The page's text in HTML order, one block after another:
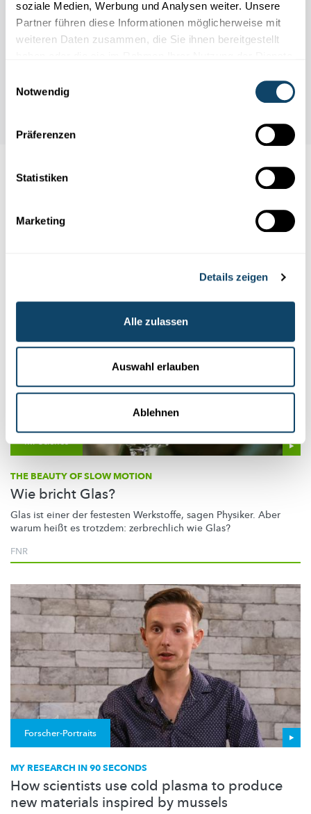
soziale Medien, Werbung und Analysen weiter. Unsere
Partner führen diese Informationen möglicherweise mit
weiteren Daten zusammen, die Sie ihnen bereitgestellt
Notwendig
Präferenzen
Statistiken
Marketing
Details zeigen
Alle zulassen
Auswahl erlauben
Ablehnen
Auch interessant
MATERIALIEN
Mr Science
THE BEAUTY OF SLOW MOTION
Wie bricht Glas?
Glas ist einer der festesten Werkstoffe, sagen Physiker. Aber
warum heißt es trotzdem: zerbrechlich wie Glas?
FNR
Forscher-Portraits
MY RESEARCH IN 90 SECONDS
How scientists use cold plasma to produce
new materials inspired by mussels